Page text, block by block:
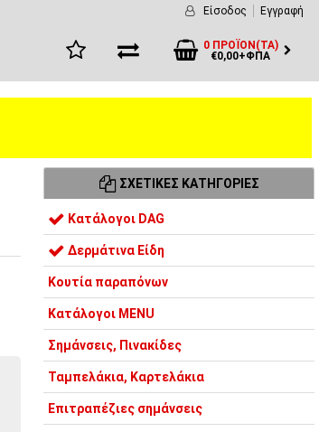
Είσοδος Εγγραφή
0 ΠΡΟΪΌΝ(ΤΑ)
€0,00+ΦΠΑ
ΣΧΕΤΙΚΈΣ ΚΑΤΗΓΟΡΊΕΣ
Κατάλογοι DAG
Δερμάτινα Είδη
Κουτία παραπόνων
Κατάλογοι MENU
Σημάνσεις, Πινακίδες
Ταμπελάκια, Καρτελάκια
Επιτραπέζιες σημάνσεις